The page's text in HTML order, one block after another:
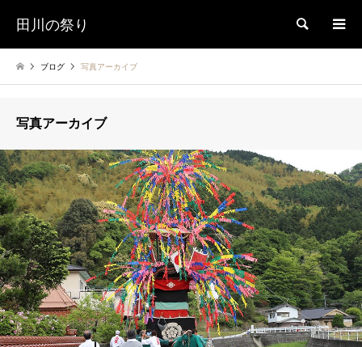
田川の祭り 検索
ブログ 写真アーカイブ
写真アーカイブ